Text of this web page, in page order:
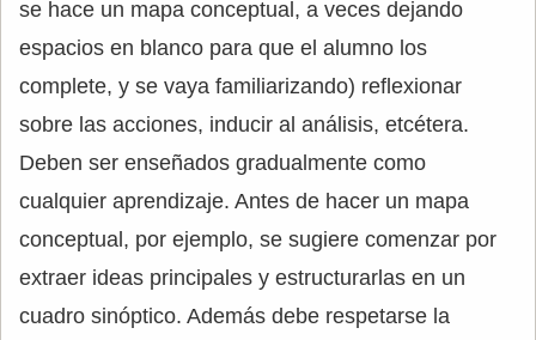
se hace un mapa conceptual, a veces dejando
espacios en blanco para que el alumno los
complete, y se vaya familiarizando) reflexionar
sobre las acciones, inducir al análisis, etcétera.
Deben ser enseñados gradualmente como
cualquier aprendizaje. Antes de hacer un mapa
conceptual, por ejemplo, se sugiere comenzar por
extraer ideas principales y estructurarlas en un
cuadro sinóptico. Además debe respetarse la